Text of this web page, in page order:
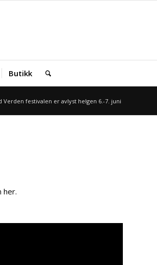
Butikk
Verden festivalen er avlyst helgen 6.-7. juni
her.